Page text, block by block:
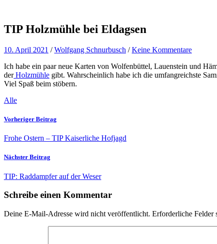
TIP Holzmühle bei Eldagsen
10. April 2021 /Wolfgang Schnurbusch /Keine Kommentare
Ich habe ein paar neue Karten von Wolfenbüttel, Lauenstein und
derHolzmühle gibt. Wahrscheinlich habe ich die umfangreichste
Viel Spaß beim stöbern.
Alle
Vorheriger Beitrag
Frohe Ostern – TIP Kaiserliche Hofjagd
Nächster Beitrag
TIP: Raddampfer auf der Weser
Schreibe einen Kommentar
Deine E-Mail-Adresse wird nicht veröffentlicht. Erforderliche Felder